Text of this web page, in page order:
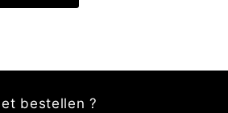
bestellen ?